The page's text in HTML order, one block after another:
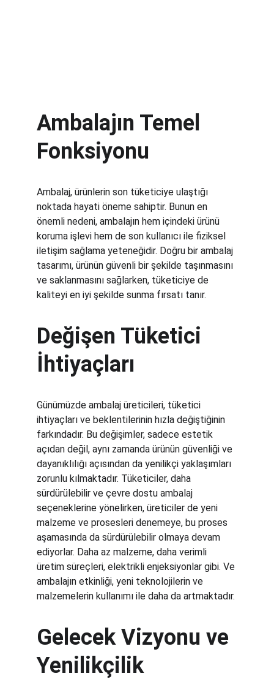
Ambalajın Temel
Fonksiyonu
Ambalaj, ürünlerin son tüketiciye ulaştığı
noktada hayati öneme sahiptir. Bunun en
önemli nedeni, ambalajın hem içindeki ürünü
koruma işlevi hem de son kullanıcı ile fiziksel
iletişim sağlama yeteneğidir. Doğru bir ambalaj
tasarımı, ürünün güvenli bir şekilde taşınmasını
ve saklanmasını sağlarken, tüketiciye de
kaliteyi en iyi şekilde sunma fırsatı tanır.
Değişen Tüketici
İhtiyaçları
Günümüzde ambalaj üreticileri, tüketici
ihtiyaçları ve beklentilerinin hızla değiştiğinin
farkındadır. Bu değişimler, sadece estetik
açıdan değil, aynı zamanda ürünün güvenliği ve
dayanıklılığı açısından da yenilikçi yaklaşımları
zorunlu kılmaktadır. Tüketiciler, daha
sürdürülebilir ve çevre dostu ambalaj
seçeneklerine yönelirken, üreticiler de yeni
malzeme ve prosesleri denemeye, bu proses
aşamasında da sürdürülebilir olmaya devam
ediyorlar. Daha az malzeme, daha verimli
üretim süreçleri, elektrikli enjeksiyonlar gibi. Ve
ambalajın etkinliği, yeni teknolojilerin ve
malzemelerin kullanımı ile daha da artmaktadır.
Gelecek Vizyonu ve
Yenilikçilik